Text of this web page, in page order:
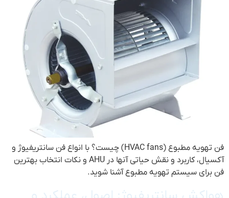
فن تهویه مطبوع (HVAC fans) چیست؟ با انواع فن سانتریفیوژ و
آکسیال، کاربرد و نقش حیاتی آنها در AHU و نکات انتخاب بهترین
فن برای سیستم تهویه مطبوع آشنا شوید.